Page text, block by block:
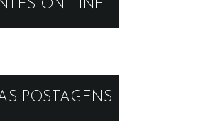
ON LINE
POSTAGENS